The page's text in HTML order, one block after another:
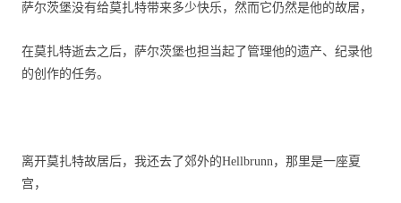
萨尔茨堡没有给莫扎特带来多少快乐，然而它仍然是他的故居，
在莫扎特逝去之后，萨尔茨堡也担当起了管理他的遗产、纪录他
的创作的任务。
离开莫扎特故居后，我还去了郊外的Hellbrunn，那里是一座夏
宫，